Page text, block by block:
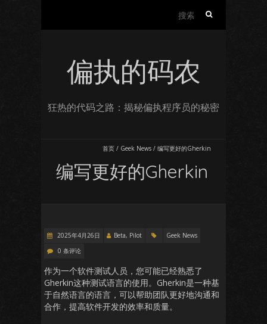
偏执的码农
狂热的代码之路：揭秘偏执程序员的秘密
首页 / Geek News / 编写更好的Gherkin
编写更好的Gherkin
2025年4月26日 Beta, Pilot
Geek News
0 条评论
作为一个软件测试人员，您可能已经熟悉了
Gherkin这种测试语言的使用。Gherkin是一种基
于自然语言的语言，可以帮助团队更好地沟通和
合作，提高软件开发的效率和质量。